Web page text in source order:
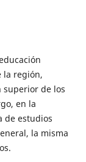
la región,
superior de los
en la
de estudios
la misma